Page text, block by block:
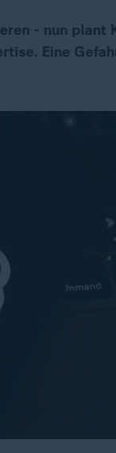
- nun plant
Eine